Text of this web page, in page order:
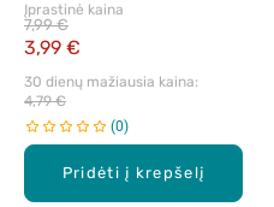
Pridėti į krepšelį
neblunkantiems audiniams,
750 g
Įprastinė kaina
3,99 €
7,99 €
30 dienų mažiausia kaina:
4,79 €
0